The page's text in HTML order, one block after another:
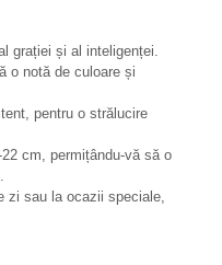
grației și al inteligenței.
o notă de culoare și
pentru o strălucire
cm, permițându-vă să o
zi sau la ocazii speciale,